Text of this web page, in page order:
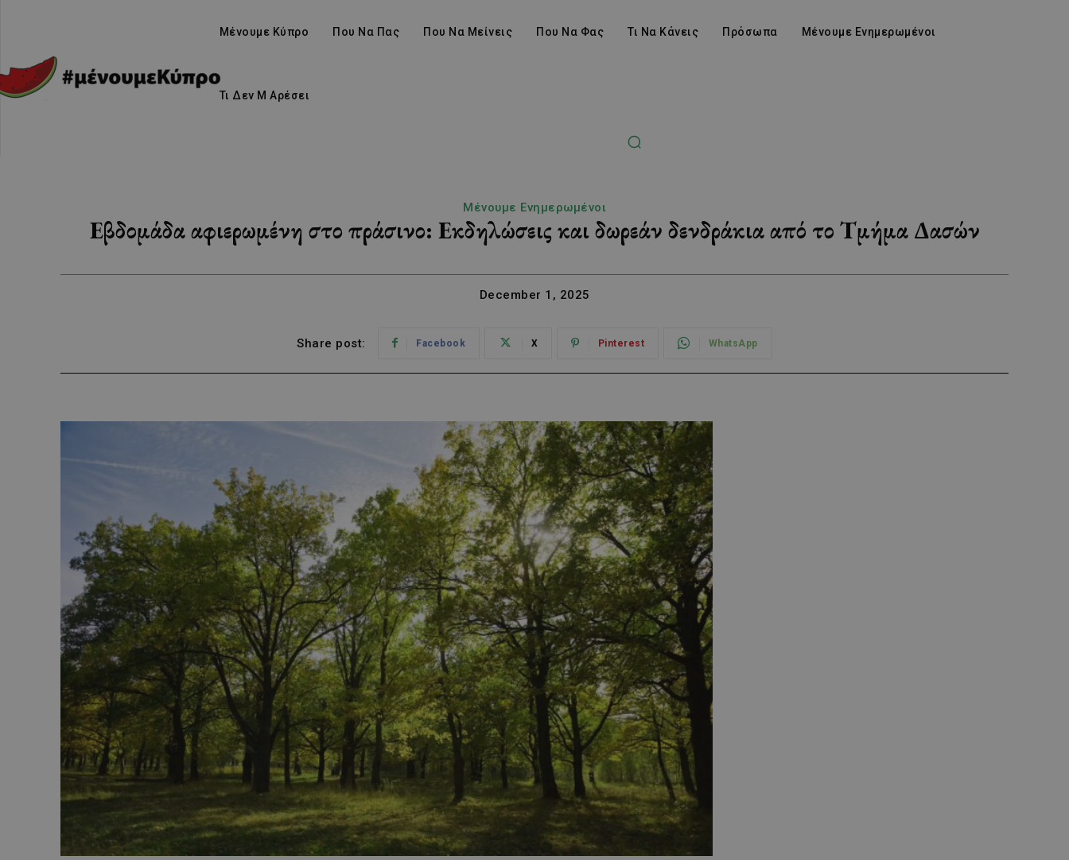
Μένουμε Κύπρο Που Να Πας Που Να Μείνεις Που Να Φας Τι Να Κάνεις Πρόσωπα Μένουμε Ενημερωμένοι
Τι Δεν Μ Αρέσει
Μένουμε Ενημερωμένοι
Εβδομάδα αφιερωμένη στο πράσινο: Εκδηλώσεις και δωρεάν δενδράκια από το Τμήμα Δασών
December 1, 2025
Share post: Facebook X Pinterest WhatsApp